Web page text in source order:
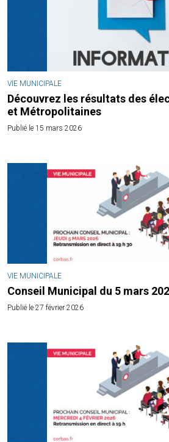
VIE MUNICIPALE
Découvrez les résultats des
et Métropolitaines
Publié le 15 mars 2026
VIE MUNICIPALE
Conseil Municipal du 5 mars
Publié le 27 février 2026